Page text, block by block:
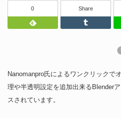
0
Feedly
Share
Nanomanpro氏によるワンクリックで
理や半透明設定を追加出来るBlender
スされています。